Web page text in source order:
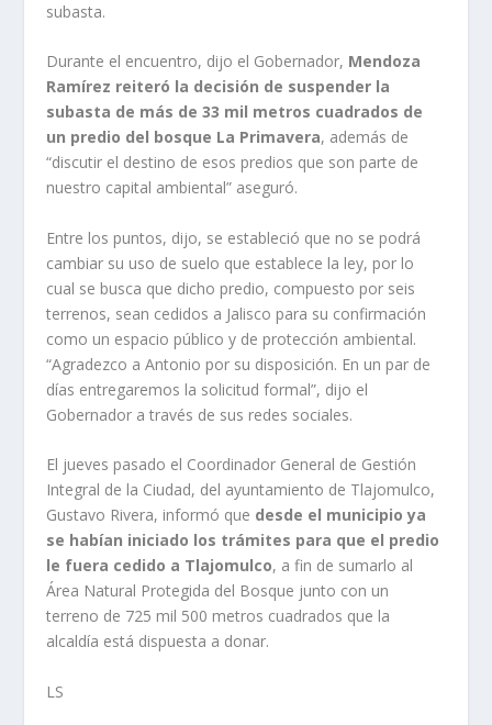
subasta.
Durante el encuentro, dijo el Gobernador, Mendoza
Ramírez reiteró la decisión de suspender la
subasta de más de 33 mil metros cuadrados de
un predio del bosque La Primavera, además de
“discutir el destino de esos predios que son parte de
nuestro capital ambiental” aseguró.
Entre los puntos, dijo, se estableció que no se podrá
cambiar su uso de suelo que establece la ley, por lo
cual se busca que dicho predio, compuesto por seis
terrenos, sean cedidos a Jalisco para su confirmación
como un espacio público y de protección ambiental.
“Agradezco a Antonio por su disposición. En un par de
días entregaremos la solicitud formal”, dijo el
Gobernador a través de sus redes sociales.
El jueves pasado el Coordinador General de Gestión
Integral de la Ciudad, del ayuntamiento de Tlajomulco,
Gustavo Rivera, informó que desde el municipio ya
se habían iniciado los trámites para que el predio
le fuera cedido a Tlajomulco, a fin de sumarlo al
Área Natural Protegida del Bosque junto con un
terreno de 725 mil 500 metros cuadrados que la
alcaldía está dispuesta a donar.
LS